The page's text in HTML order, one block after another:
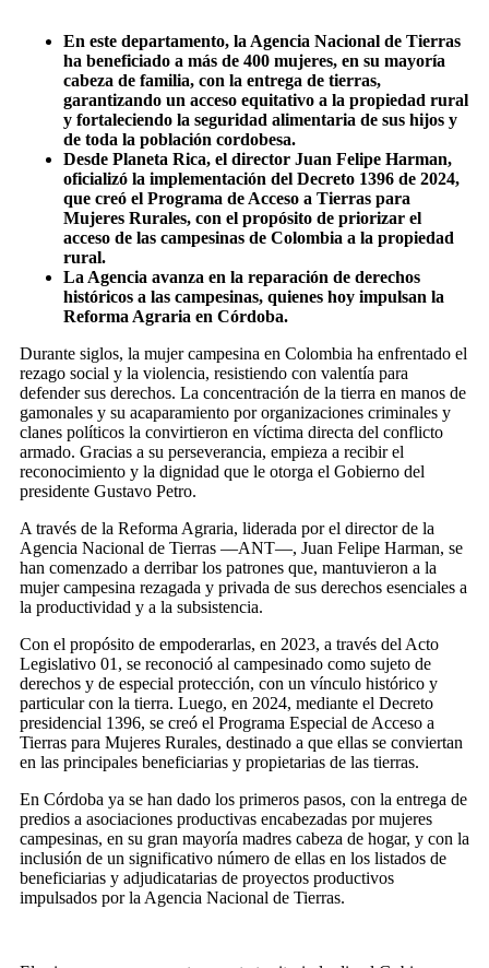
En este departamento, la Agencia Nacional de Tierras
ha beneficiado a más de 400 mujeres, en su mayoría
cabeza de familia, con la entrega de tierras,
garantizando un acceso equitativo a la propiedad rural
y fortaleciendo la seguridad alimentaria de sus hijos y
de toda la población cordobesa.
Desde Planeta Rica, el director Juan Felipe Harman,
oficializó la implementación del Decreto 1396 de 2024,
que creó el Programa de Acceso a Tierras para
Mujeres Rurales, con el propósito de priorizar el
acceso de las campesinas de Colombia a la propiedad
rural.
La Agencia avanza en la reparación de derechos
históricos a las campesinas, quienes hoy impulsan la
Reforma Agraria en Córdoba.
Durante siglos, la mujer campesina en Colombia ha enfrentado el
rezago social y la violencia, resistiendo con valentía para
defender sus derechos. La concentración de la tierra en manos de
gamonales y su acaparamiento por organizaciones criminales y
clanes políticos la convirtieron en víctima directa del conflicto
armado. Gracias a su perseverancia, empieza a recibir el
reconocimiento y la dignidad que le otorga el Gobierno del
presidente Gustavo Petro.
A través de la Reforma Agraria, liderada por el director de la
Agencia Nacional de Tierras —ANT—, Juan Felipe Harman, se
han comenzado a derribar los patrones que, mantuvieron a la
mujer campesina rezagada y privada de sus derechos esenciales a
la productividad y a la subsistencia.
Con el propósito de empoderarlas, en 2023, a través del Acto
Legislativo 01, se reconoció al campesinado como sujeto de
derechos y de especial protección, con un vínculo histórico y
particular con la tierra. Luego, en 2024, mediante el Decreto
presidencial 1396, se creó el Programa Especial de Acceso a
Tierras para Mujeres Rurales, destinado a que ellas se conviertan
en las principales beneficiarias y propietarias de las tierras.
En Córdoba ya se han dado los primeros pasos, con la entrega de
predios a asociaciones productivas encabezadas por mujeres
campesinas, en su gran mayoría madres cabeza de hogar, y con la
inclusión de un significativo número de ellas en los listados de
beneficiarias y adjudicatarias de proyectos productivos
impulsados por la Agencia Nacional de Tierras.